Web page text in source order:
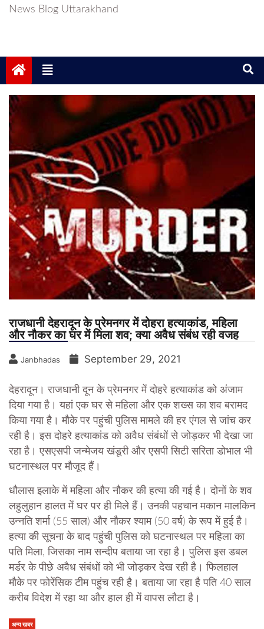
News Blog Uttarakhand
राजधानी देहरादून के प्रेमनगर में दोहरा हत्याकांड, महिला
और नौकर का घर में मिला शव; क्या अवैध संबंध रही वजह
Janbhadas September 29, 2021
देहरादून। राजधानी दून के प्रेमनगर में दोहरे हत्याकांड को अंजाम
दिया गया है। यहां एक घर से महिला और एक शख्स का शव बरामद
किया गया है। मौके पर पहुंची पुलिस मामले की हर एंगल से जांच कर
रही है। इस दोहरे हत्याकांड को अवैध संबंधों से जोड़कर भी देखा जा
रहा है। एसएसपी जन्मेजय खंडूरी और एसपी सिटी सरिता डोभाल भी
घटनास्थल पर मौजूद हैं।
धौलास इलाके में महिला और नौकर की हत्या की गई है। दोनों के शव
लहुलुहान हालत में घर पर ही मिले हैं। उनकी पहचान मकान मालकिन
उन्नति शर्मा (55 साल) और नौकर श्याम (50 वर्ष) के रूप में हुई है।
हत्या की सूचना के बाद पहुंची पुलिस को घटनास्थल पर महिला का
पति मिला, जिसका नाम सन्दीप बताया जा रहा है। पुलिस इस डबल
मर्डर के पीछे अवैध संबंधों को भी जोड़कर देख रही है। फिलहाल
मौके पर फोरेंसिक टीम पहुंच रही है। बताया जा रहा है पति 40 साल
करीब विदेश में रहा था और हाल ही में वापस लौटा है।
अन्य खबर